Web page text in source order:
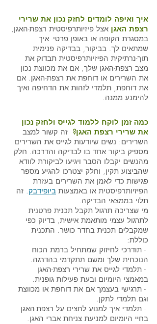
איך ואיפה לומדים לחזק נכון את שרירי
רצפת האגן אצל פיזיותרפיסטית רצפת-האגן,
במסגרת הקופה או באופן פרטי- איך
שמתאים לך. בביקור, בבדיקה פנימית
תוך-נרתיקית הפיזיותרפיסטית תבדוק את
מצב רצפת-האגן שלך, אם את מכווצת נכון
את השרירים או דוחפת את רצפת-האגן. אם
את דוחפת, תלמדי לזהות את הדחיפה ואיך
להימנע ממנה.
כמה זמן לוקח ללמוד לגייס ולחזק נכון
את שרירי רצפת האגן? זה קשור למצב
השרירים: נשים שיודעות לגייס את השרירים
מספיק ביקור אחד בו לבדיקה והדרכה. חלק
מהנשים יקבלו הסבר ויגיעו לביקורת לוודא
שהביצוע תקין, וחלק יצטרכו להגיע מספר
פגישות כדי לאמן את השרירים בעזרת
הפיזיותרפיסטית או באמצעות ביופידבק. זה
תלוי בממצאי הבדיקה.
מי שצריכה תרגול תקבל תכנית פרטנית
לתרגול עצמי מותאמת אישית, בדיוק כפי
שמקבלים תכנית בחדר כושר. התכנית
כוללת:
- תודרכי לחיזוק שמתחיל ברמת הכוח
הנוכחית שלך ומשם תתקדמי בהדרגה.
- תלמדי לגייס את שרירי רצפת-האגן
במאמצי היומיום ובעת פעילות גופנית.
- תרגישי בעצמך אם את דוחפת או מכווצת
וגם תלמדי לתקן.
- תלמדי איך למנוע לחצים על רצפת-האגן
בחיי היומיום למניעת צניחת אברי האגן.